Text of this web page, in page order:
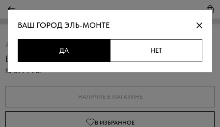
Артикул:
Брюки-баллоны льняные
10 699 РУБ.
НАЛИЧИЕ В МАГАЗИНЕ
В ИЗБРАННОЕ
ВАШ ГОРОДЭЛЬ-МОНТЕ
ДА НЕТ